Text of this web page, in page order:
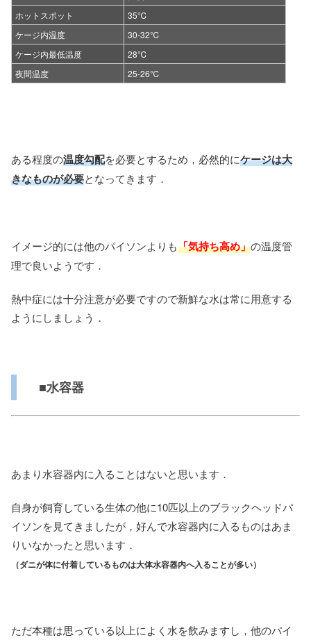
ホットスポット
35℃
ケージ内温度
30-32℃
ケージ内最低温度
28℃
夜間温度
25-26℃
ある程度の温度勾配を必要とするため，必然的にケージは大
きなものが必要となってきます．
イメージ的には他のパイソンよりも「気持ち高め」の温度管
理で良いようです．
熱中症には十分注意が必要ですので新鮮な水は常に用意する
ようにしましょう．
■水容器
あまり水容器内に入ることはないと思います．
自身が飼育している生体の他に10匹以上のブラックヘッドパ
イソンを見てきましたが，好んで水容器内に入るものはあま
りいなかったと思います．
（ダニが体に付着しているものは大体水容器内へ入ることが多い）
ただ本種は思っている以上によく水を飲みますし，他のパイ